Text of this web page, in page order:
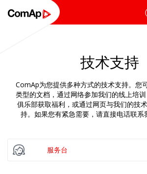
技术支持
ComAp为您提供多种方式的技术支持。您
类型的文档，通过网络参加我们的线上培
俱乐部获取福利，或通过网页与我们的技
持。如果您有紧急需要，请直接电话联系
服务台